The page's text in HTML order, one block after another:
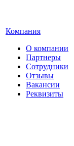
Компания
О компании
Партнеры
Сотрудники
Отзывы
Вакансии
Реквизиты